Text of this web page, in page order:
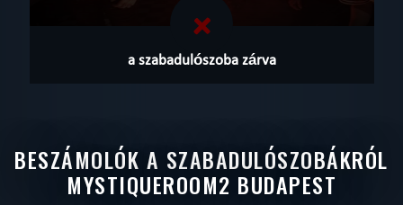
a szabadulószoba zárva
BESZÁMOLÓK A SZABADULÓSZOBÁKRÓL
MYSTIQUEROOM2 BUDAPEST